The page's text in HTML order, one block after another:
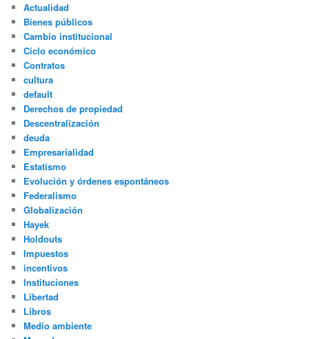
Actualidad
Bienes públicos
Cambio institucional
Ciclo económico
Contratos
cultura
default
Derechos de propiedad
Descentralización
deuda
Empresarialidad
Estatismo
Evolución y órdenes espontáneos
Federalismo
Globalización
Hayek
Holdouts
Impuestos
incentivos
Instituciones
Libertad
Libros
Medio ambiente